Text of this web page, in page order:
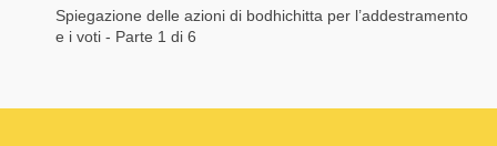
Spiegazione delle azioni di bodhichitta per l’addestramento
e i voti - Parte 1 di 6